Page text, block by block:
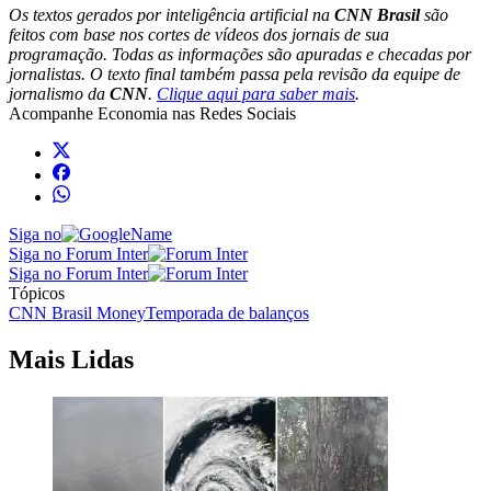
Os textos gerados por inteligência artificial na CNN Brasilsão
feitos com base nos cortes de vídeos dos jornais de sua
programação. Todas as informações são apuradas e checadas por
jornalistas. O texto final também passa pela revisão da equipe de
jornalismo da CNN. Clique aqui para saber mais.
Acompanhe Economia nas Redes Sociais
Siga no
Siga no Forum Inter
Siga no Forum Inter
Tópicos
CNN Brasil MoneyTemporada de balanços
Mais Lidas